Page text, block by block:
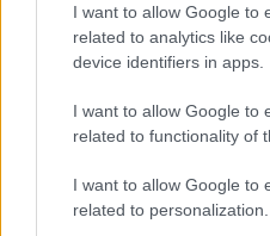
I want to allow Google to
related to analytics like
device identifiers in apps.
I want to allow Google to
related to functionality of
I want to allow Google to
related to personalization.